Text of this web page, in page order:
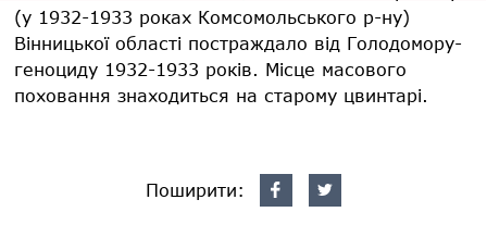
(у 1932-1933 роках Комсомольського р-ну)
Вінницької області постраждало від Голодомору-
геноциду 1932-1933 років. Місце масового
поховання знаходиться на старому цвинтарі.
Поширити: